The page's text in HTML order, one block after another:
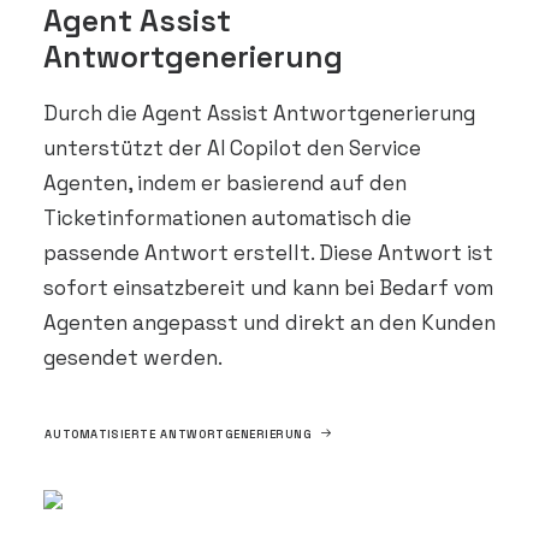
Agent Assist
Antwortgenerierung
Durch die Agent Assist Antwortgenerierung
unterstützt der AI Copilot den Service
Agenten, indem er basierend auf den
Ticketinformationen automatisch die
passende Antwort erstellt. Diese Antwort ist
sofort einsatzbereit und kann bei Bedarf vom
Agenten angepasst und direkt an den Kunden
gesendet werden.
AUTOMATISIERTE ANTWORTGENERIERUNG